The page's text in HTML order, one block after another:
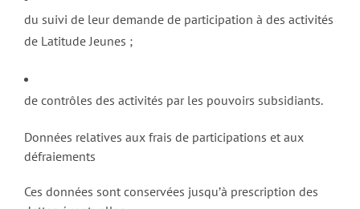
du suivi de leur demande de participation à des activités
de Latitude Jeunes ;
de contrôles des activités par les pouvoirs subsidiants.
Données relatives aux frais de participations et aux
défraiements
Ces données sont conservées jusqu’à prescription des